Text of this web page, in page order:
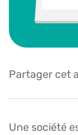
Partager cet
Une société